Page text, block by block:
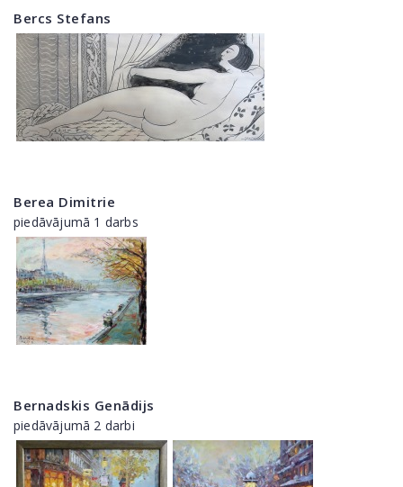
Bercs Stefans
Berea Dimitrie
piedāvājumā 1 darbs
Bernadskis Genādijs
piedāvājumā 2 darbi